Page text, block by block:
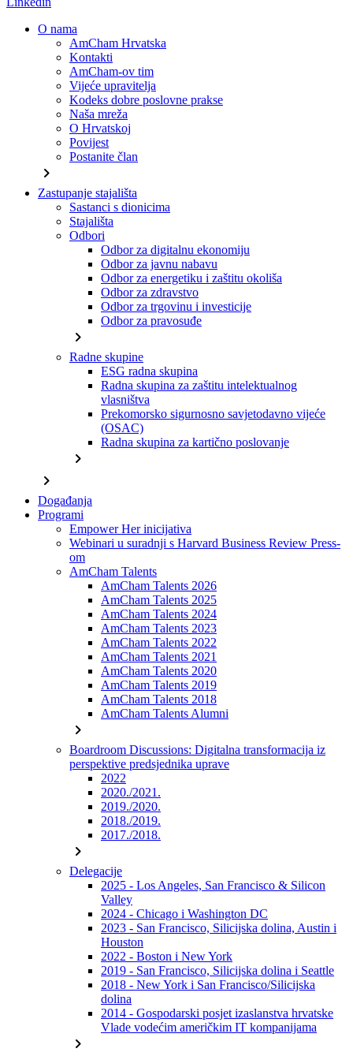
O nama
AmCham Hrvatska
Kontakti
AmCham-ov tim
Vijeće upravitelja
Kodeks dobre poslovne prakse
Naša mreža
O Hrvatskoj
Povijest
Postanite član
chevron_right
Zastupanje stajališta
Sastanci s dionicima
Stajališta
Odbori
Odbor za digitalnu ekonomiju
Odbor za javnu nabavu
Odbor za energetiku i zaštitu okoliša
Odbor za zdravstvo
Odbor za trgovinu i investicije
Odbor za pravosuđe
chevron_right
Radne skupine
ESG radna skupina
Radna skupina za zaštitu intelektualnog
vlasništva
Prekomorsko sigurnosno savjetodavno vijeće
(OSAC)
Radna skupina za kartično poslovanje
chevron_right
chevron_right
Događanja
Programi
Empower Her inicijativa
Webinari u suradnji s Harvard Business Review Press-
om
AmCham Talents
AmCham Talents 2026
AmCham Talents 2025
AmCham Talents 2024
AmCham Talents 2023
AmCham Talents 2022
AmCham Talents 2021
AmCham Talents 2020
AmCham Talents 2019
AmCham Talents 2018
AmCham Talents Alumni
chevron_right
Boardroom Discussions: Digitalna transformacija iz
perspektive predsjednika uprave
2022
2020./2021.
2019./2020.
2018./2019.
2017./2018.
chevron_right
Delegacije
2025 - Los Angeles, San Francisco & Silicon
Valley
2024 - Chicago i Washington DC
2023 - San Francisco, Silicijska dolina, Austin i
Houston
2022 - Boston i New York
2019 - San Francisco, Silicijska dolina i Seattle
2018 - New York i San Francisco/Silicijska
dolina
2014 - Gospodarski posjet izaslanstva hrvatske
Vlade vodećim američkim IT kompanijama
chevron_right